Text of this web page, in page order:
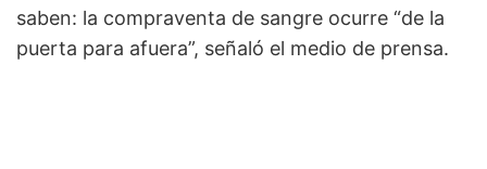
saben: la compraventa de sangre ocurre “de la
puerta para afuera”, señaló el medio de prensa.